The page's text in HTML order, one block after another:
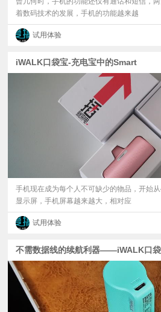
着数码技术的发展，手机的功能越来越
试用体验
iWALK口袋宝-充电宝中的Smart
手机现在成为每个人不可缺少的物品，开始
显示屏，手机屏幕越来越大，相对应
试用体验
不需数据线的续航利器——iWALK口